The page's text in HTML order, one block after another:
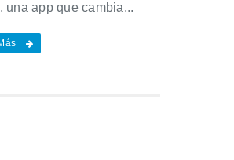
una app que cambia...